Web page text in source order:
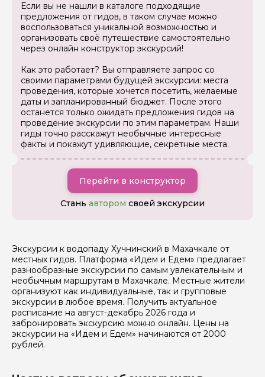
Если вы не нашли в каталоге подходящие
предложения от гидов, в таком случае можно
воспользоваться уникальной возможностью и
организовать своё путешествие самостоятельно
через онлайн конструктор экскурсий!
Как это работает? Вы отправляете запрос со
своими параметрами будущей экскурсии: места
проведения, которые хочется посетить, желаемые
даты и запланированный бюджет. После этого
останется только ожидать предложения гидов на
проведение экскурсии по этим параметрам. Наши
гиды точно расскажут необычные интересные
факты и покажут удивляющие, секретные места.
Перейти в конструктор
Стань автором своей экскурсии
Экскурсии к водопаду Хучнинский в Махачкале от
местных гидов. Платформа «Идем и Едем» предлагает
разнообразные экскурсии по самым увлекательным и
необычным маршрутам в Махачкале. Местные жители
организуют как индивидуальные, так и групповые
экскурсии в любое время. Получить актуальное
расписание на август-декабрь 2026 года и
забронировать экскурсию можно онлайн. Цены на
экскурсии на «Идем и Едем» начинаются от 2000
рублей.
Задайте свой вопрос гиду
Как вас зовут
Вопросы и комментарии
Если у вас есть интересующие вопросы, можете их
задать